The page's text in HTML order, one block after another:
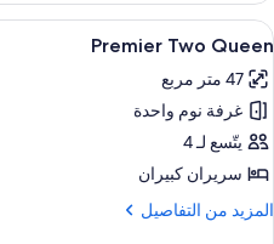
King
استعراض
جميع
صور
Premier
Two
Queen
4
Premier Two Queen
47 متر مربع
غرفة نوم واحدة
يتّسع لـ 4
سريران كبيران
المزيد من التفاصيل
المزيد